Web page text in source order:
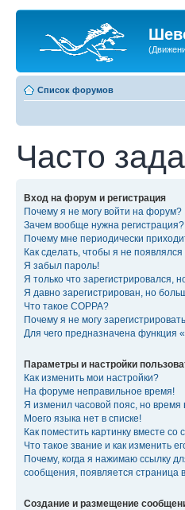
Список форумов
Часто
Вход на форум и регистрация
Почему я не могу войти на форум?
Зачем вообще нужна регистрация?
Почему мне периодически
Как сделать, чтобы я не
Я забыл пароль!
Я только что зарегистрировался,
Я давно зарегистрирован, но
Что такое COPPA?
Почему я не могу
Для чего предназначена функция
Параметры и настройки
Как изменить мои настройки?
На форуме неправильное время!
Я изменил часовой пояс, но время
Моего языка нет в списке!
Как поместить картинку вместе
Что такое звание и как изменить
Почему, когда я нажимаю ссылку
сообщения, появляется страница
Создание и размещение